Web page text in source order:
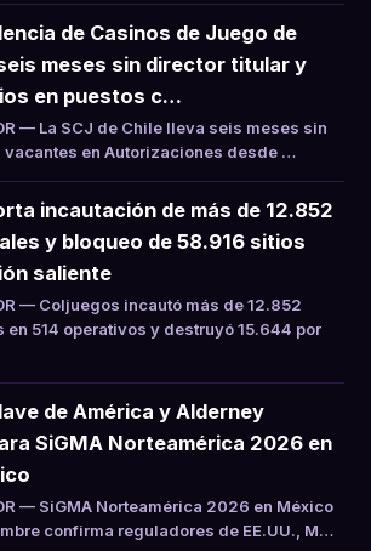
de Casinos de Juego de
meses sin director titular y
en puestos c…
— La SCJ de Chile lleva seis meses sin
vacantes en Autorizaciones desde …
incautación de más de 12.852
y bloqueo de 58.916 sitios
saliente
— Coljuegos incautó más de 12.852
514 operativos y destruyó 15.644 por
de América y Alderney
SiGMA Norteamérica 2026 en
— SiGMA Norteamérica 2026 en México
confirma reguladores de EE.UU., M…